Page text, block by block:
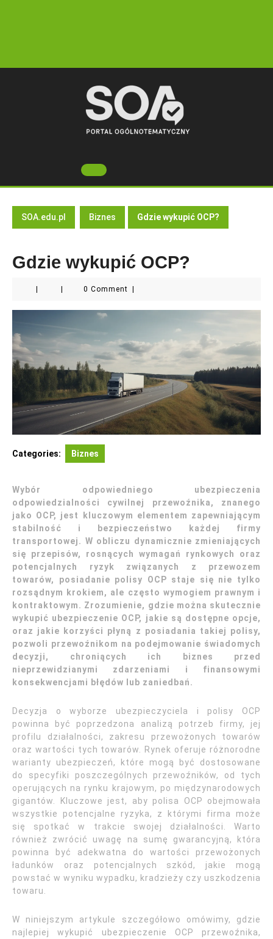
Open
Button
SOA.edu.pl Biznes Gdzie wykupić OCP?
Gdzie wykupić OCP?
0 Comment
Categories: Biznes
Wybór odpowiedniego ubezpieczenia
odpowiedzialności cywilnej przewoźnika, znanego
jako OCP, jest kluczowym elementem zapewniającym
stabilność i bezpieczeństwo każdej firmy
transportowej. W obliczu dynamicznie zmieniających
się przepisów, rosnących wymagań rynkowych oraz
potencjalnych ryzyk związanych z przewozem
towarów, posiadanie polisy OCP staje się nie tylko
rozsądnym krokiem, ale często wymogiem prawnym i
kontraktowym. Zrozumienie, gdzie można skutecznie
wykupić ubezpieczenie OCP, jakie są dostępne opcje,
oraz jakie korzyści płyną z posiadania takiej polisy,
pozwoli przewoźnikom na podejmowanie świadomych
decyzji, chroniących ich biznes przed
nieprzewidzianymi zdarzeniami i finansowymi
konsekwencjami błędów lub zaniedbań.
Decyzja o wyborze ubezpieczyciela i polisy OCP
powinna być poprzedzona analizą potrzeb firmy, jej
profilu działalności, zakresu przewożonych towarów
oraz wartości tych towarów. Rynek oferuje różnorodne
warianty ubezpieczeń, które mogą być dostosowane
do specyfiki poszczególnych przewoźników, od tych
operujących na rynku krajowym, po międzynarodowych
gigantów. Kluczowe jest, aby polisa OCP obejmowała
wszystkie potencjalne ryzyka, z którymi firma może
się spotkać w trakcie swojej działalności. Warto
również zwrócić uwagę na sumę gwarancyjną, która
powinna być adekwatna do wartości przewożonych
ładunków oraz potencjalnych szkód, jakie mogą
powstać w wyniku wypadku, kradzieży czy uszkodzenia
towaru.
W niniejszym artykule szczegółowo omówimy, gdzie
najlepiej wykupić ubezpieczenie OCP przewoźnika,